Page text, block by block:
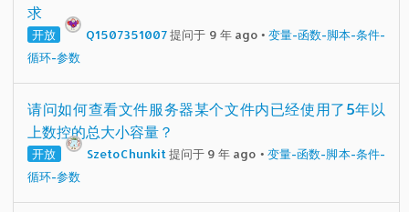
求
开放 Q1507351007提问于 9 年 ago • 变量-函数-脚本-条件-
循环-参数
请问如何查看文件服务器某个文件内已经使用了5年以
上数控的总大小容量？
开放 SzetoChunkit 提问于 9 年 ago • 变量-函数-脚本-条件-
循环-参数